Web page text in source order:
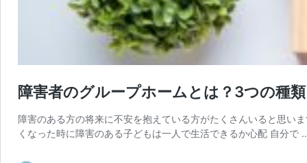
障害者のグループホームとは？3つの種
障害のある方の将来に不安を抱えている方がたくさんいると思
くなった時に障害のある子どもは一人で生活できるか心配 自分で